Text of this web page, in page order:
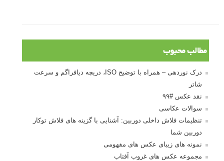
مطالب محبوب
درک نوردهی – همراه با توضیح ISO، دریچه دیافراگم و سرعت
شاتر
نقد عکس #۹۹
سوالات عکاسی
تنظیمات فلاش داخلی دوربین: آشنایی با گزینه های فلاش توکار
دوربین شما
نمونه های زیبای عکس های مفهومی
مجموعه عکس های غروب آفتاب